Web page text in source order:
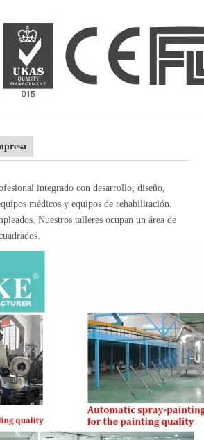
integrado con desarrollo, diseño,
médicos y equipos de rehabilitación.
Nuestros talleres ocupan un área de